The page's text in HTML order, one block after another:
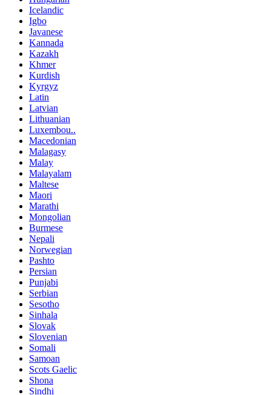
Icelandic
Igbo
Javanese
Kannada
Kazakh
Khmer
Kurdish
Kyrgyz
Latin
Latvian
Lithuanian
Luxembou..
Macedonian
Malagasy
Malay
Malayalam
Maltese
Maori
Marathi
Mongolian
Burmese
Nepali
Norwegian
Pashto
Persian
Punjabi
Serbian
Sesotho
Sinhala
Slovak
Slovenian
Somali
Samoan
Scots Gaelic
Shona
Sindhi